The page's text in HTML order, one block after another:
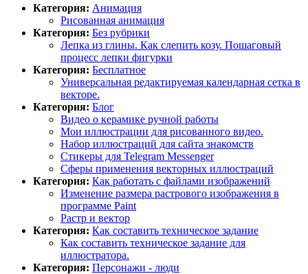
Категория: Анимация
Рисованная анимация
Категория: Без рубрики
Лепка из глины. Как слепить козу. Пошаговый
процесс лепки фигурки
Категория: Бесплатное
Универсальная редактируемая календарная сетка в
векторе.
Категория: Блог
Видео о керамике ручной работы
Мои иллюстрации для рисованного видео.
Набор иллюстраций для сайта знакомств
Стикеры для Telegram Messenger
Сферы применения векторных иллюстраций
Категория: Как работать с файлами изображений
Изменение размера растрового изображения в
программе Paint
Растр и вектор
Категория: Как составить техническое задание
Как составить техническое задание для
иллюстратора.
Категория: Персонажи - люди